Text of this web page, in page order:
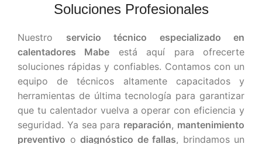
Soluciones Profesionales
Nuestro servicio técnico especializado en
calentadores Mabe está aquí para ofrecerte
soluciones rápidas y confiables. Contamos con un
equipo de técnicos altamente capacitados y
herramientas de última tecnología para garantizar
que tu calentador vuelva a operar con eficiencia y
seguridad. Ya sea para reparación, mantenimiento
preventivo o diagnóstico de fallas, brindamos un